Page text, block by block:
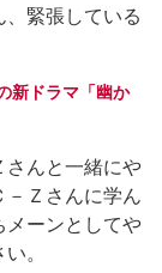
緊張している
ドラマ「幽か
んと一緒にや
－Ｚさんに学ん
メーンとしてや
。